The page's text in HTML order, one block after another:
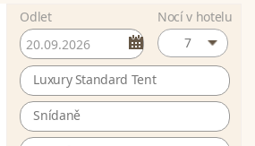
Odlet
Nocí v hotelu
7
Luxury Standard Tent
Snídaně